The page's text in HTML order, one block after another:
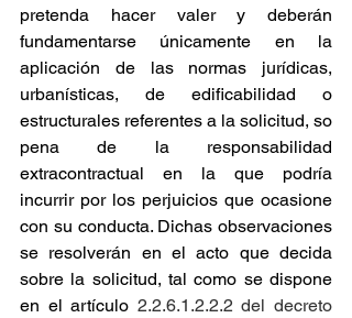
pretenda hacer valer y deberán
fundamentarse únicamente en la
aplicación de las normas jurídicas,
urbanísticas, de edificabilidad o
estructurales referentes a la solicitud, so
pena de la responsabilidad
extracontractual en la que podría
incurrir por los perjuicios que ocasione
con su conducta. Dichas observaciones
se resolverán en el acto que decida
sobre la solicitud, tal como se dispone
en el artículo 2.2.6.1.2.2.2 del decreto